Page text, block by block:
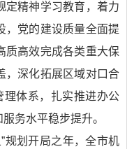
定精神学习教育，着力
，党的建设质量全面提
质高效完成各类重大保
，深化拓展区域对口合
理体系，扎实推进办公
务水平稳步提升。
规划开局之年，全市机